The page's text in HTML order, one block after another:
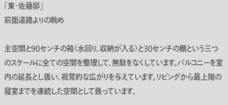
「東・佐藤邸」
前面道路よりの眺め
主空間と９０センチの箱（水回り、収納が入る）と３０センチの棚という三つ
のスケールに全ての空間を整理して、無駄をなくしています。バルコニーを室
内の延長とし扱い、視覚的な広がりを与えています。リビングから最上階の
寝室までを連続した空間として扱っています。